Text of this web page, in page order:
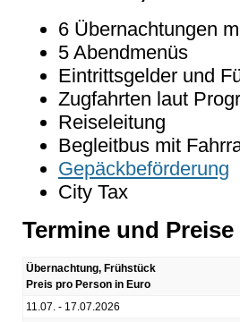
6 Übernachtungen
5 Abendmenüs
Eintrittsgelder und
Zugfahrten laut
Reiseleitung
Begleitbus mit
Gepäckbeförderung
City Tax
Termine und
Übernachtung, Frühstück
Preis pro Person in Euro
11.07. - 17.07.2026